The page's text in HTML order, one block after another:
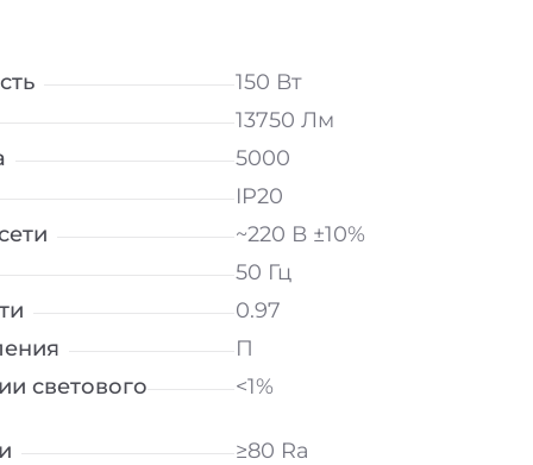
150 Вт
13750 Лм
5000
IP20
~220 В ±10%
50 Гц
0.97
П
светового
<1%
≥80 Ra